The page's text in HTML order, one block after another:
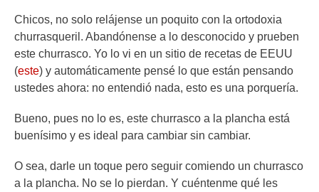
Chicos, no solo relájense un poquito con la ortodoxia
churrasqueril. Abandónense a lo desconocido y prueben
este churrasco. Yo lo vi en un sitio de recetas de EEUU
(este) y automáticamente pensé lo que están pensando
ustedes ahora: no entendió nada, esto es una porquería.
Bueno, pues no lo es, este churrasco a la plancha está
buenísimo y es ideal para cambiar sin cambiar.
O sea, darle un toque pero seguir comiendo un churrasco
a la plancha. No se lo pierdan. Y cuéntenme qué les